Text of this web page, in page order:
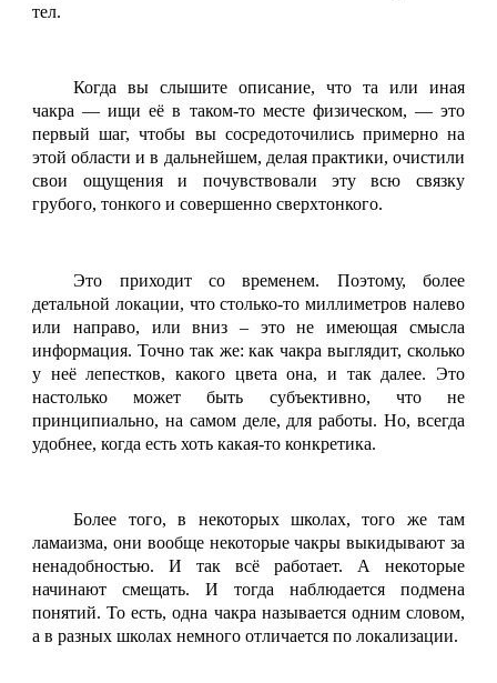
тел.
Когда вы слышите описание, что та или иная
чакра — ищи её в таком-то месте физическом, — это
первый шаг, чтобы вы сосредоточились примерно на
этой области и в дальнейшем, делая практики, очистили
свои ощущения и почувствовали эту всю связку
грубого, тонкого и совершенно сверхтонкого.
Это приходит со временем. Поэтому, более
детальной локации, что столько-то миллиметров налево
или направо, или вниз – это не имеющая смысла
информация. Точно так же: как чакра выглядит, сколько
у неё лепестков, какого цвета она, и так далее. Это
настолько может быть субъективно, что не
принципиально, на самом деле, для работы. Но, всегда
удобнее, когда есть хоть какая-то конкретика.
Более того, в некоторых школах, того же там
ламаизма, они вообще некоторые чакры выкидывают за
ненадобностью. И так всё работает. А некоторые
начинают смещать. И тогда наблюдается подмена
понятий. То есть, одна чакра называется одним словом,
а в разных школах немного отличается по локализации.